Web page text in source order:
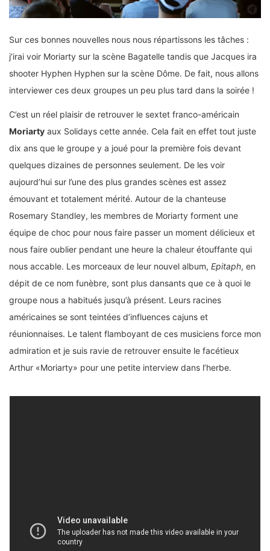
Sur ces bonnes nouvelles nous nous répartissons les tâches :
j’irai voir Moriarty sur la scène Bagatelle tandis que Jacques ira
shooter Hyphen Hyphen sur la scène Dôme. De fait, nous allons
interviewer ces deux groupes un peu plus tard dans la soirée !
C’est un réel plaisir de retrouver le sextet franco-américain
Moriarty aux Solidays cette année. Cela fait en effet tout juste
dix ans que le groupe y a joué pour la première fois devant
quelques dizaines de personnes seulement. De les voir
aujourd’hui sur l’une des plus grandes scènes est assez
émouvant et totalement mérité. Autour de la chanteuse
Rosemary Standley, les membres de Moriarty forment une
équipe de choc pour nous faire passer un moment délicieux et
nous faire oublier pendant une heure la chaleur étouffante qui
nous accable. Les morceaux de leur nouvel album, Epitaph, en
dépit de ce nom funèbre, sont plus dansants que ce à quoi le
groupe nous a habitués jusqu’à présent. Leurs racines
américaines se sont teintées d’influences cajuns et
réunionnaises. Le talent flamboyant de ces musiciens force mon
admiration et je suis ravie de retrouver ensuite le facétieux
Arthur «Moriarty» pour une petite interview dans l’herbe.